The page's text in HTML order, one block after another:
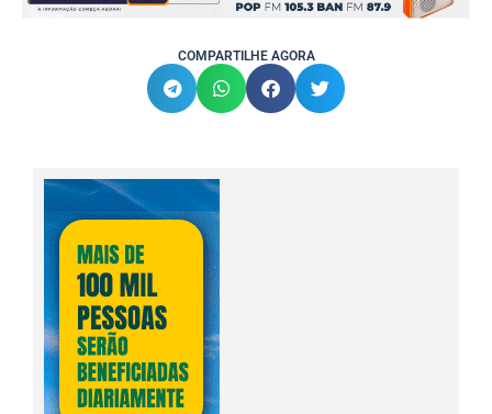
COMPARTILHE AGORA